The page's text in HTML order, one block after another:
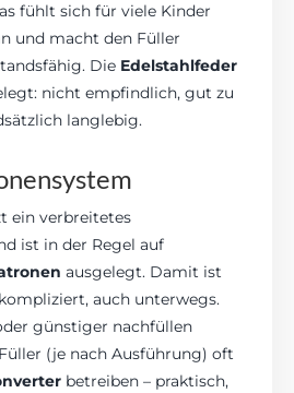
fühlt sich für viele Kinder
und macht den Füller
Die Edelstahlfeder
nicht empfindlich, gut zu
langlebig.
ein verbreitetes
ist in der Regel auf
ausgelegt. Damit ist
auch unterwegs.
günstiger nachfüllen
(je nach Ausführung) oft
betreiben – praktisch,